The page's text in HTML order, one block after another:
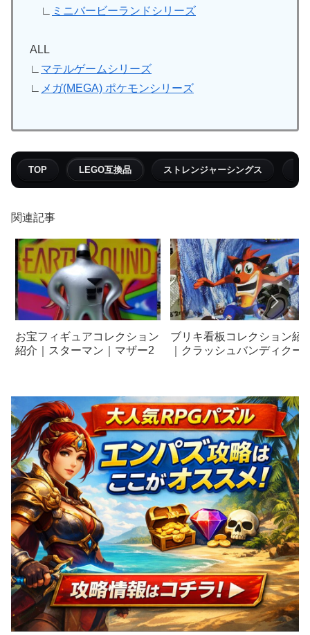
∟ ミニバービーランドシリーズ
ALL
∟ マテルゲームシリーズ
∟
メガ(MEGA) ポケモンシリーズ
TOP LEGO互換品 ストレンジャーシングス
関連記事
お宝フィギュアコレクション
紹介｜スターマン｜マザー2
ブリキ看板コレクション紹
｜クラッシュバンディクー